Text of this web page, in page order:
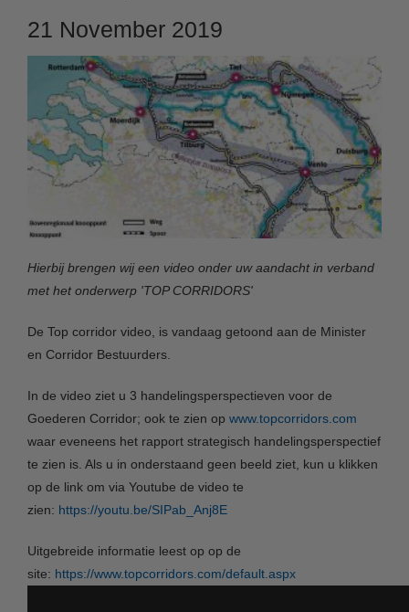
21 November 2019
Hierbij brengen wij een video onder uw aandacht in verband
met het onderwerp 'TOP CORRIDORS'
De Top corridor video, is vandaag getoond aan de Minister
en Corridor Bestuurders.
In de video ziet u 3 handelingsperspectieven voor de
Goederen Corridor; ook te zien op www.topcorridors.com
waar eveneens het rapport strategisch handelingsperspectief
te zien is. Als u in onderstaand geen beeld ziet, kun u klikken
op de link om via Youtube de video te
zien: https://youtu.be/SIPab_Anj8E
Uitgebreide informatie leest op op de
site: https://www.topcorridors.com/default.aspx